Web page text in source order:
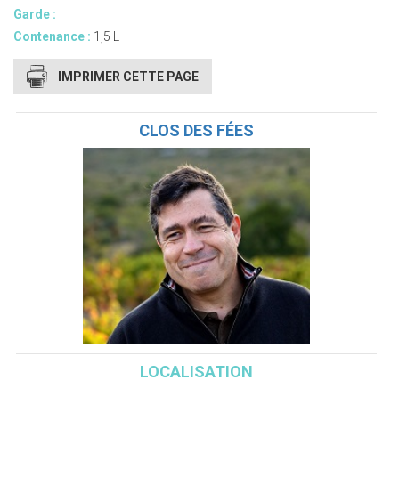
Garde :
Contenance : 1,5 L
IMPRIMER CETTE PAGE
CLOS DES FÉES
LOCALISATION